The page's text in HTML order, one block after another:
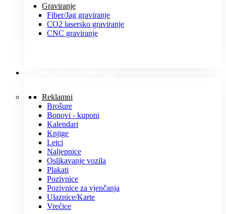
Graviranje
Fiber/Jag graviranje
CO2 lasersko graviranje
CNC graviranje
Reklamni
Brošure
Bonovi - kuponi
Kalendari
Knjige
Letci
Naljepnice
Oslikavanje vozila
Plakati
Pozivnice
Pozivnice za vjenčanja
Ulaznice/Karte
Vrećice